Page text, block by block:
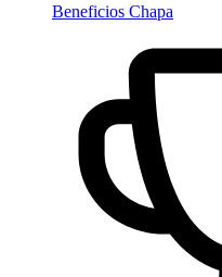
Beneficios Chapa